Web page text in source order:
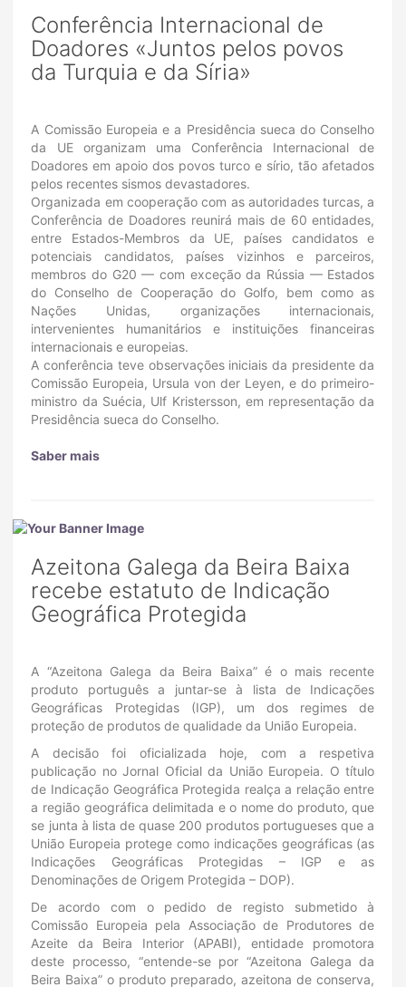
Conferência Internacional de
Doadores «Juntos pelos povos
da Turquia e da Síria»
A Comissão Europeia e a Presidência sueca do Conselho
da UE organizam uma Conferência Internacional de
Doadores em apoio dos povos turco e sírio, tão afetados
pelos recentes sismos devastadores.
Organizada em cooperação com as autoridades turcas, a
Conferência de Doadores reunirá mais de 60 entidades,
entre Estados-Membros da UE, países candidatos e
potenciais candidatos, países vizinhos e parceiros,
membros do G20 — com exceção da Rússia — Estados
do Conselho de Cooperação do Golfo, bem como as
Nações Unidas, organizações internacionais,
intervenientes humanitários e instituições financeiras
internacionais e europeias.
A conferência teve observações iniciais da presidente da
Comissão Europeia, Ursula von der Leyen, e do primeiro-
ministro da Suécia, Ulf Kristersson, em representação da
Presidência sueca do Conselho.
Saber mais
Azeitona Galega da Beira Baixa
recebe estatuto de Indicação
Geográfica Protegida
A “Azeitona Galega da Beira Baixa” é o mais recente
produto português a juntar-se à lista de Indicações
Geográficas Protegidas (IGP), um dos regimes de
proteção de produtos de qualidade da União Europeia.
A decisão foi oficializada hoje, com a respetiva
publicação no Jornal Oficial da União Europeia. O título
de Indicação Geográfica Protegida realça a relação entre
a região geográfica delimitada e o nome do produto, que
se junta à lista de quase 200 produtos portugueses que a
União Europeia protege como indicações geográficas (as
Indicações Geográficas Protegidas – IGP e as
Denominações de Origem Protegida – DOP).
De acordo com o pedido de registo submetido à
Comissão Europeia pela Associação de Produtores de
Azeite da Beira Interior (APABI), entidade promotora
deste processo, “entende-se por “Azeitona Galega da
Beira Baixa” o produto preparado, azeitona de conserva,